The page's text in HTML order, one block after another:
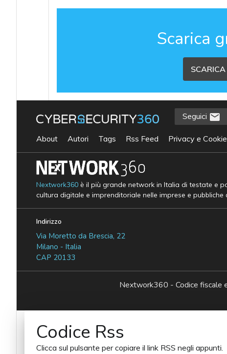
Scarica
Seguici
About Autori Tags Rss Feed Privacy e
Nextwork360è il più grande network in Italia di testate e
cultura digitale e imprenditoriale nelle imprese e
Indirizzo
Via Moretto da Brescia, 22
Milano - Italia
CAP 20133
Nextwork360 - Codice
Codice Rss
Clicca sul pulsante per copiare il link RSS negli appunti.